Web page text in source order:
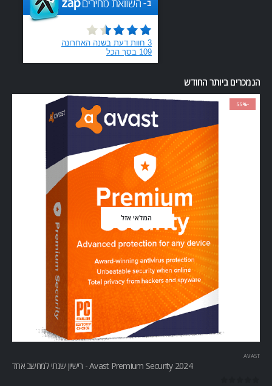
הנמכרים ביותר החודש
-55%
המלאי אזל
AVAST
Avast Premium Security 2024 - רישיון שנתי למחשב אחד